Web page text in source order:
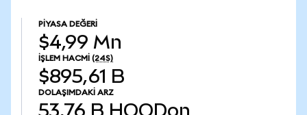
PIYASA DEĞERI
$4,99 Mn
İŞLEM HACMI (24S)
$895,61 B
DOLAŞIMDAKI ARZ
53,76 B HOODon